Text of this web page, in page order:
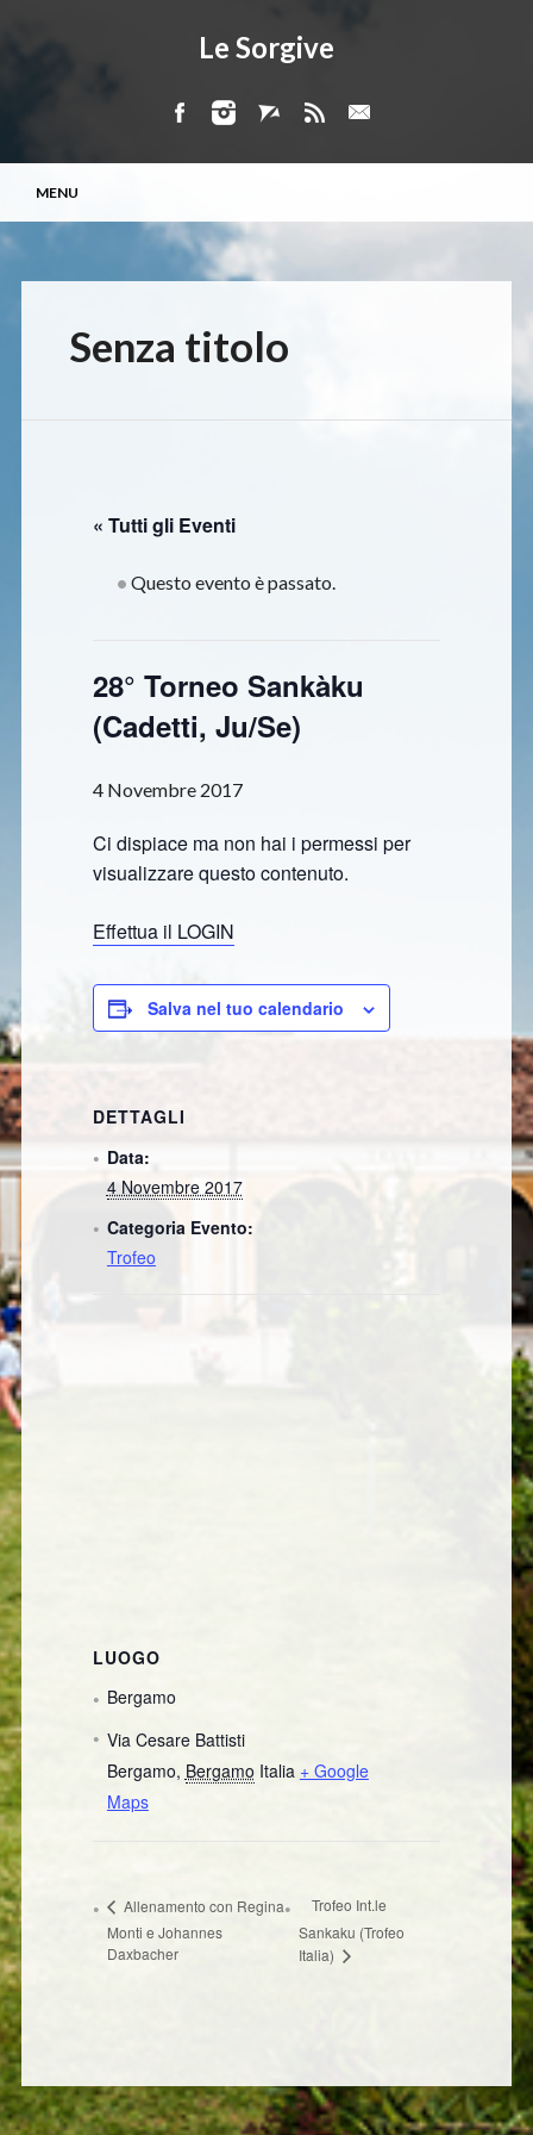
Le Sorgive
Menu principale
MENU
Senza titolo
« Tutti gli Eventi
Questo evento è passato.
28° Torneo Sankàku
(Cadetti, Ju/Se)
4 Novembre 2017
Ci dispiace ma non hai i permessi per
visualizzare questo contenuto.
Effettua il LOGIN
Salva nel tuo calendario
DETTAGLI
Data:
4 Novembre 2017
Categoria Evento:
Trofeo
LUOGO
Bergamo
Via Cesare Battisti
Bergamo, Bergamo Italia + Google
Maps
Allenamento con Regina
Monti e Johannes
Daxbacher
Trofeo Int.le
Sankaku (Trofeo
Italia)